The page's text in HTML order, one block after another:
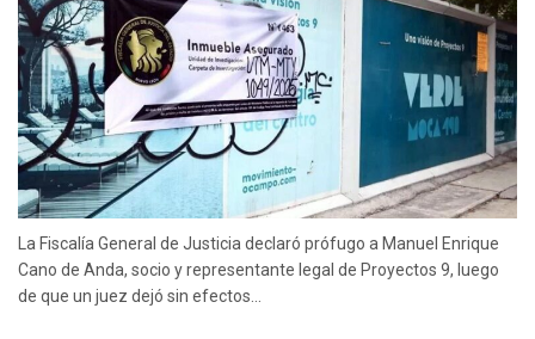
La Fiscalía General de Justicia declaró prófugo a Manuel Enrique
Cano de Anda, socio y representante legal de Proyectos 9, luego
de que un juez dejó sin efectos...